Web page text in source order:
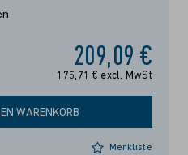
209,09 €
175,71 € excl. MwSt
WARENKORB
Merkliste